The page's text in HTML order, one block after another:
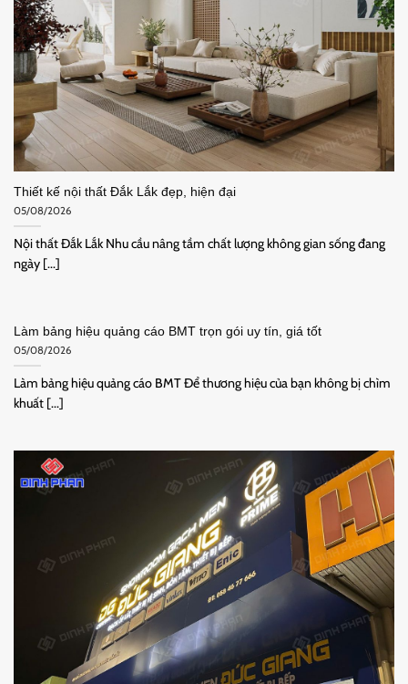
Thiết kế nội thất Đắk Lắk đẹp, hiện đại
05/08/2026
Nội thất Đắk Lắk Nhu cầu nâng tầm chất lượng không gian sống đang
ngày [...]
Làm bảng hiệu quảng cáo BMT trọn gói uy tín, giá tốt
05/08/2026
Làm bảng hiệu quảng cáo BMT Để thương hiệu của bạn không bị chìm
khuất [...]